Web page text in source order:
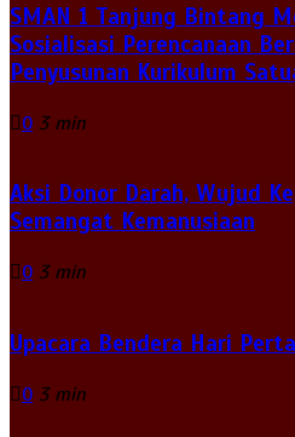
SMAN 1 Tanjung Bintang
Sosialisasi Perencanaan
Penyusunan Kurikulum
0 3 min
Aksi Donor Darah, Wujud
Semangat Kemanusiaan
0 3 min
Upacara Bendera Hari
0 3 min